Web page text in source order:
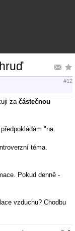
#12
za částečnou
"na
téma.
Pokud denně -
vzduchu? Chodbu